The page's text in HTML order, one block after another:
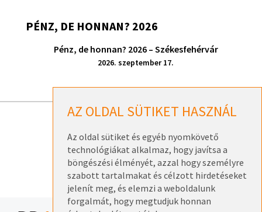
AZ OLDAL SÜTIKET HASZNÁL
Az oldal sütiket és egyéb nyomkövető
technológiákat alkalmaz, hogy javítsa a
böngészési élményét, azzal hogy személyre
szabott tartalmakat és célzott hirdetéseket
jelenít meg, és elemzi a weboldalunk
forgalmát, hogy megtudjuk honnan
PÉNZ, DE HONNAN? 2026
Pénz, de honnan? 2026 – Székesfehérvár
2026. szeptember 17.
ELÉRHETŐSÉGEK
ADATKEZELÉSI TÁJÉKOZTATÓK